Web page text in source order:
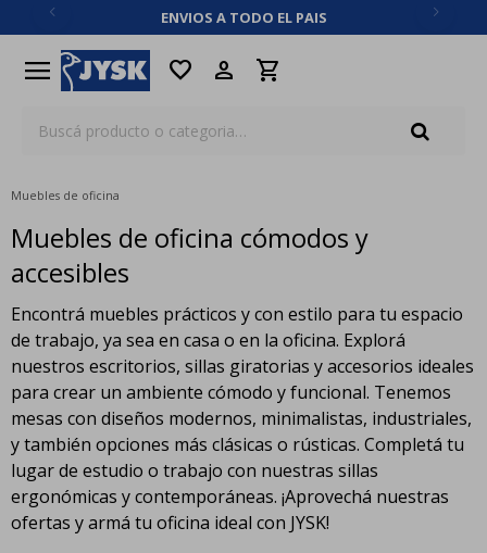
ENVIOS A TODO EL PAIS
menu favorite
Muebles de oficina
Muebles de oficina cómodos y
accesibles
Encontrá muebles prácticos y con estilo para tu espacio
de trabajo, ya sea en casa o en la oficina. Explorá
nuestros escritorios, sillas giratorias y accesorios ideales
para crear un ambiente cómodo y funcional. Tenemos
mesas con diseños modernos, minimalistas, industriales,
y también opciones más clásicas o rústicas. Completá tu
lugar de estudio o trabajo con nuestras sillas
ergonómicas y contemporáneas. ¡Aprovechá nuestras
ofertas y armá tu oficina ideal con JYSK!
close